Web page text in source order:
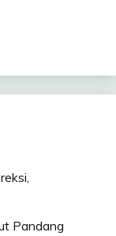
Pandang